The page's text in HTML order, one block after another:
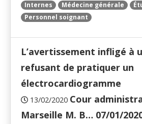
Internes Médecine générale
Personnel soignant
L’avertissement infligé à
refusant de pratiquer un
électrocardiogramme
13/02/2020 Cour
Marseille M. B… 07/01/